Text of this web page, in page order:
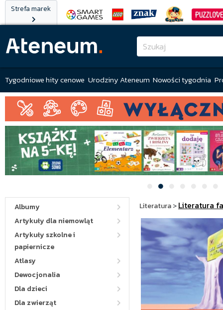
Strefa marek
Tygodniowe hity cenowe Urodziny Ateneum Nowości tygodnia
Albumy
Artykuły dla niemowląt
Artykuły szkolne i
papiernicze
Atlasy
Dewocjonalia
Dla dzieci
Dla zwierząt
Literatura>Literatura